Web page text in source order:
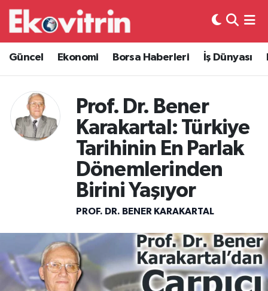
Güncel Ekonomi Borsa Haberleri İş Dünyası
Prof. Dr. Bener
Karakartal: Türkiye
Tarihinin En Parlak
Dönemlerinden
Birini Yaşıyor
PROF. DR. BENER KARAKARTAL
Güncel
Ekonomi
Borsa Haberleri
İş Dünyası
Otovitrin
Magazin
Hava Durumu
Trafik Durumu
Süper Lig Puan Durumu ve Fikstür
Tüm Manşetler
Son Dakika Haberleri
Haber Arşivi